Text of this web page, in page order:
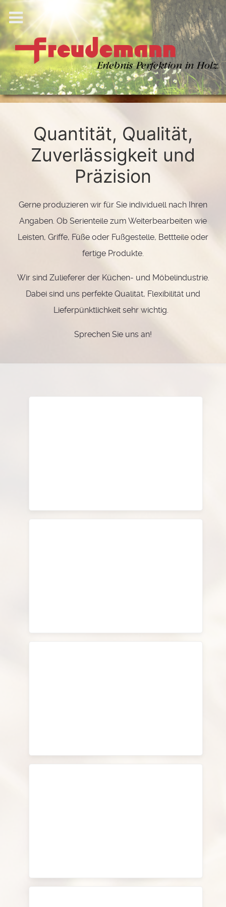
Quantität, Qualität,
Zuverlässigkeit und
Präzision
Gerne produzieren wir für Sie individuell nach Ihren
Angaben. Ob Serienteile zum Weiterbearbeiten wie
Leisten, Griffe, Füße oder Fußgestelle, Bettteile oder
fertige Produkte.
Wir sind Zulieferer der Küchen- und Möbelindustrie.
Dabei sind uns perfekte Qualität, Flexibilität und
Lieferpünktlichkeit sehr wichtig.
Sprechen Sie uns an!